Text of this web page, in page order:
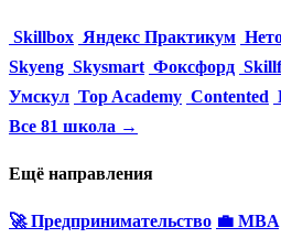
Skillbox Яндекс Практикум
Skyeng Skysmart Фоксфорд
Умскул Top Academy Contented
Все 81 школа →
Ещё направления
🚀 Предпринимательство 💼 MBA